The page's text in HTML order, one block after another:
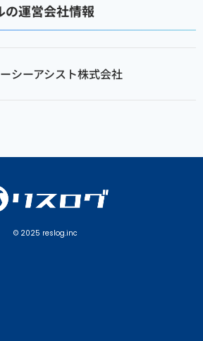
運営会社情報
シーアシスト株式会社
© 2025 reslog.inc